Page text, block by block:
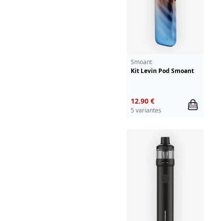
Smoant
Kit Levin Pod Smoant
12.90 €
5 variantes